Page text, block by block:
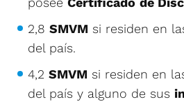
2,8 SMVM si residen en
del país.
4,2 SMVM si residen en
del país y alguno de sus